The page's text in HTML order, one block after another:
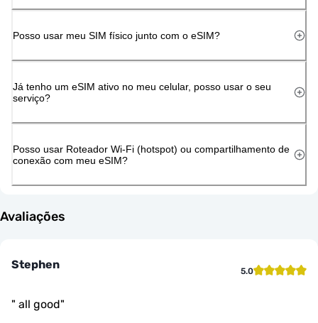
Posso usar meu SIM físico junto com o eSIM?
Já tenho um eSIM ativo no meu celular, posso usar o seu
serviço?
Posso usar Roteador Wi-Fi (hotspot) ou compartilhamento de
conexão com meu eSIM?
Avaliações
Stephen 5.0
" all good"